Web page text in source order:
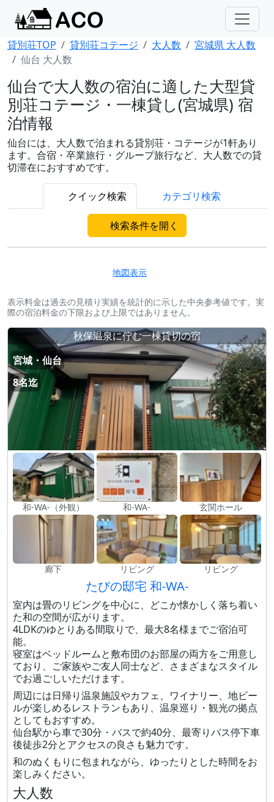
貸別荘TOP 貸別荘コテージ 大人数
宮城県 大人数
仙台 大人数
仙台で大人数の宿泊に適した大型貸
別荘コテージ・一棟貸し(宮城県) 宿
泊情報
仙台には、大人数で泊まれる貸別荘・コテージが1軒あり
ます。合宿・卒業旅行・グループ旅行など、大人数での貸
切滞在におすすめです。
クイック検索 カテゴリ検索
検索条件を開く
地図表示
表示料金は過去の見積り実績を統計的に示した中央参考値です。実
際の宿泊料金の下限および上限ではありません。
秋保温泉に佇む一棟貸切の宿
宮城・仙台
8名迄
和-WA-（外観） 和-WA- 玄関ホール
廊下 リビング リビング
たびの邸宅 和-WA-
室内は畳のリビングを中心に、どこか懐かしく落ち着い
た和の空間が広がります。
4LDKのゆとりある間取りで、最大8名様までご宿泊可
能。
寝室はベッドルームと敷布団のお部屋の両方をご用意し
ており、ご家族やご友人同士など、さまざまなスタイル
でお過ごしいただけます。
周辺には日帰り温泉施設やカフェ、ワイナリー、地ビー
ルが楽しめるレストランもあり、温泉巡り・観光の拠点
としてもおすすめ。
仙台駅から車で30分・バスで約40分、最寄りバス停下車
後徒歩2分とアクセスの良さも魅力です。
和のぬくもりに包まれながら、ゆったりとした時間をお
楽しみください。
大人数